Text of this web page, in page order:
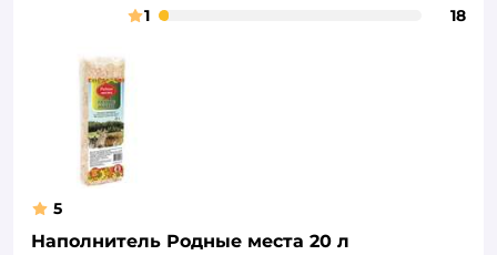
1
18
5
Наполнитель Родные места 20 л